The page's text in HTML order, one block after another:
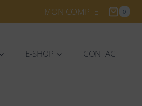
MON COMPTE 0
E-SHOP CONTACT